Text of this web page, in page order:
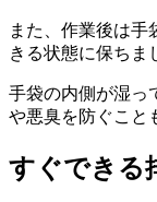
また、作業後は手
きる状態に保ちま
手袋の内側が湿っ
や悪臭を防ぐこと
すぐできる